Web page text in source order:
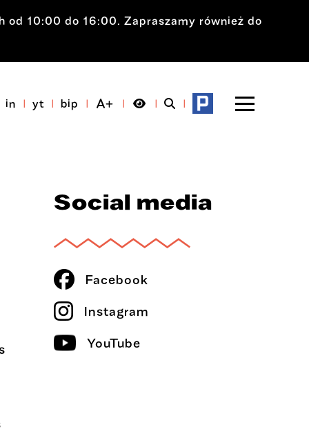
od 10:00 do 16:00. Zapraszamy również do
in yt bip
Social media
Facebook
Instagram
YouTube